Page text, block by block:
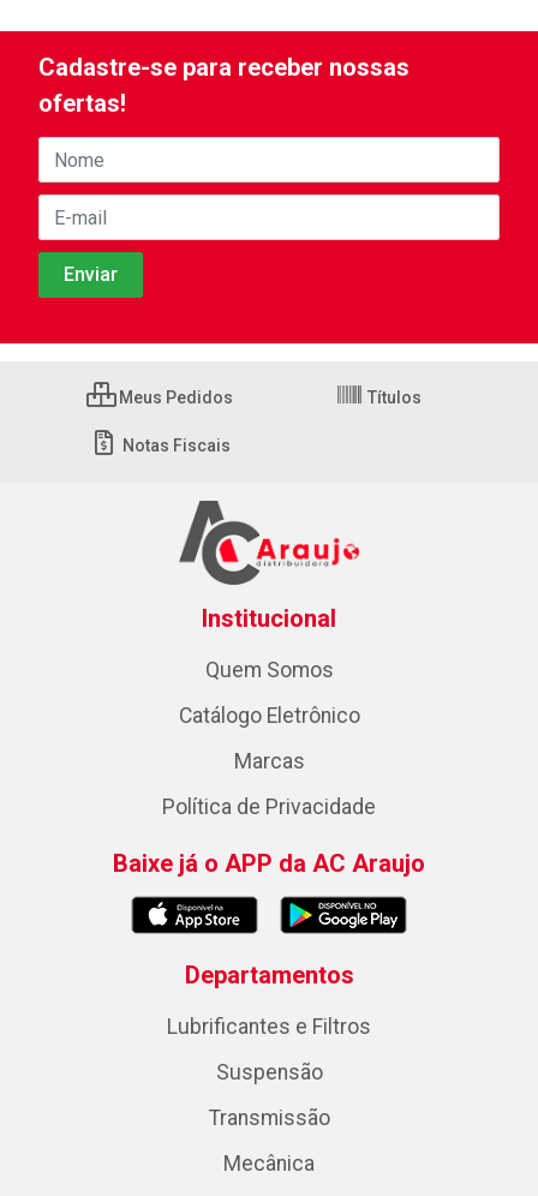
Cadastre-se para receber nossas
ofertas!
Meus Pedidos Títulos
Notas Fiscais
Institucional
Quem Somos
Catálogo Eletrônico
Marcas
Política de Privacidade
Baixe já o APP da AC Araujo
Departamentos
Lubrificantes e Filtros
Suspensão
Transmissão
Mecânica